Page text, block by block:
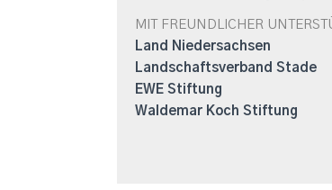
MIT FREUNDLICHER
Land Niedersachsen
Landschaftsverband Stade
EWE Stiftung
Waldemar Koch Stiftung